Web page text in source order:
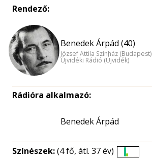
Rendező:
Benedek Árpád (40)
József Attila Színház (Budapest)
Újvidéki Rádió (Újvidék)
Rádióra alkalmazó:
Benedek Árpád
Színészek:(4 fő, átl. 37 év)